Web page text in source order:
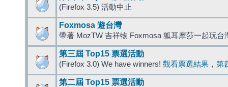
(Firefox 3.5) 活動中止
Foxmosa 遊台灣
帶著 MozTW 吉祥物 Foxmosa 狐耳摩莎一起玩台
第三屆 Top15 票選活動
(Firefox 3.0) We have winners! 觀看票選結果 ， 第
第二屆 Top15 票選活動